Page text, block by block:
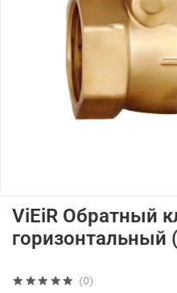
(0)
ViEiR Обратный
горизонтальный